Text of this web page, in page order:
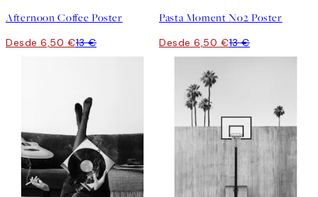
Afternoon Coffee Poster
Desde 6,50 €13 €
Pasta Moment No2 Poster
Desde 6,50 €13 €